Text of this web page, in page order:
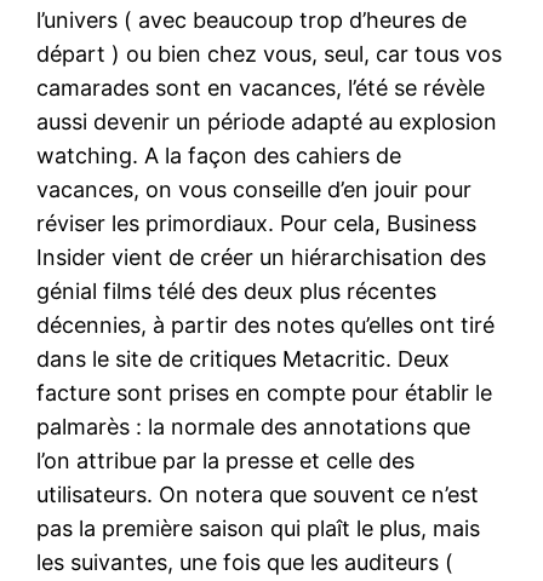
l’univers ( avec beaucoup trop d’heures de
départ ) ou bien chez vous, seul, car tous vos
camarades sont en vacances, l’été se révèle
aussi devenir un période adapté au explosion
watching. A la façon des cahiers de
vacances, on vous conseille d’en jouir pour
réviser les primordiaux. Pour cela, Business
Insider vient de créer un hiérarchisation des
génial films télé des deux plus récentes
décennies, à partir des notes qu’elles ont tiré
dans le site de critiques Metacritic. Deux
facture sont prises en compte pour établir le
palmarès : la normale des annotations que
l’on attribue par la presse et celle des
utilisateurs. On notera que souvent ce n’est
pas la première saison qui plaît le plus, mais
les suivantes, une fois que les auditeurs (